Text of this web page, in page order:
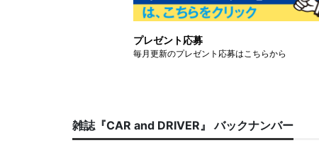
プレゼント応募
毎月更新のプレゼント応募はこちらから
雑誌『CAR and DRIVER』 バックナンバー